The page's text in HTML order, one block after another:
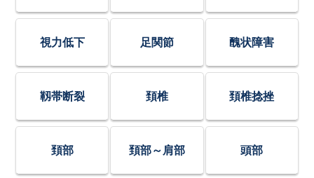
視力低下 足関節 醜状障害
靱帯断裂 頚椎 頚椎捻挫
頚部 頚部～肩部 頭部